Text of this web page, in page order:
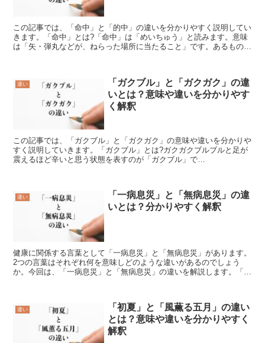
この記事では、「命中」と「的中」の違いを分かりやすく説明してい
きます。「命中」とは?「命中」は「めいちゅう」と読みます。意味
は「矢・弾丸などが、ねらった場所に当たること」です。あるものを
違い
「ガクブル」と「ガクガク」の違
いとは？意味や違いを分かりやす
く解釈
この記事では、「ガクブル」と「ガクガク」の意味や違いを分かりや
すく説明していきます。「ガクブル」とは?ガクガクブルブルと足が
震えるほど辛いと思う状態を表すのが「ガクブル」で
違い
「一病息災」と「無病息災」の違
いとは？分かりやすく解釈
健康に関係する言葉として「一病息災」と「無病息災」があります。
2つの言葉はそれぞれ何を意味しどのような違いがあるのでしょう
か。今回は、「一病息災」と「無病息災」の違いを解説します。「一
違い
「初夏」と「風薫る五月」の違い
とは？意味や違いを分かりやすく
解釈